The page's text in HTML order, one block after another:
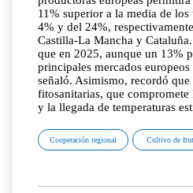
11% superior a la media de
4% y del 24%,
Castilla-La Mancha y
que en 2025, aunque un 13%
principales mercados
señaló. Asimismo, recordó
fitosanitarias, que
y la llegada de temperaturas
Cooperación regional Cultivo de